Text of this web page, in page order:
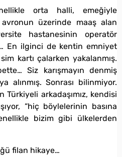
orta halli, emeğiyle
üzerinde maaş alan
hastanesinin operatör
En ilginci de kentin emniyet
kartı çalarken yakalanmış.
Siz karışmayın denmiş
alınmış. Sonrası bilinmiyor.
Türkiyeli arkadaşımız, kendisi
“hiç böylelerinin basına
bizim gibi ülkelerden
filan hikaye…